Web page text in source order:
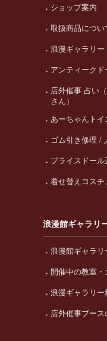
ショップ案内
取扱商品につい
浪漫ギャラリー
アンティーク
店外催事 占い
さん）
あーちゃんトイ
ゴム引き修理 /
ブライスドー
着せ替えコスチ
浪漫館ギャラリ
浪漫館ギャラリ
開催中の教室・
浪漫ギャラリ
店外催事ブー